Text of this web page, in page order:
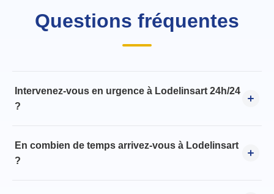
Questions fréquentes
Intervenez-vous en urgence à Lodelinsart 24h/24
?
En combien de temps arrivez-vous à Lodelinsart
?